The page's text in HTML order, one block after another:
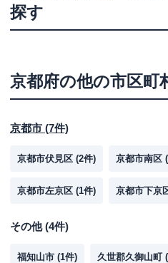
探す
京都府の他の市区町
京都市 (7件)
京都市伏見区 (2件) 京都市南区 (
京都市左京区 (1件) 京都市下京
その他(4件)
福知山市 (1件) 久世郡久御山町 (